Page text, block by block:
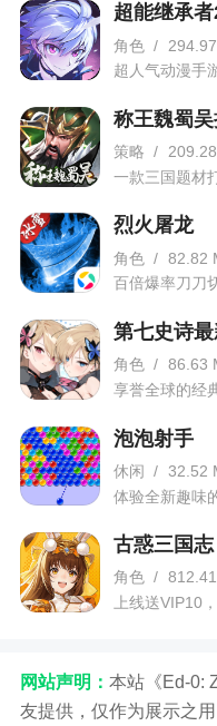
更新日志
版本内容：
1.优化游戏体验
超能继承
角色 /
超人气动漫手
称王魏蜀
策略 /
一款三国题材
烈火屠龙
角色 / 82.82
百倍爆率刀刀
第七史诗
角色 / 86.63
享誉全球的经
泡泡射手
休闲 / 32.52
体验全新趣味
古惑三国志
角色 /
上线送VIP10
网站声明： 本站《Ed-0:
友提供，仅作为展示之